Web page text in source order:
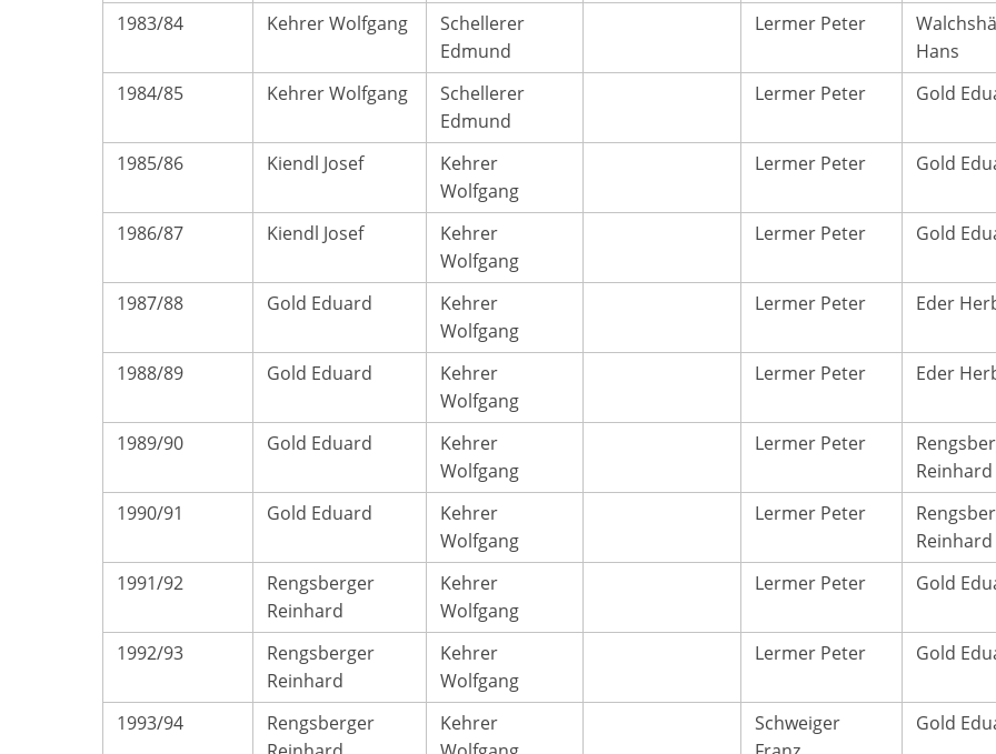
1983/84
Kehrer Wolfgang
Schellerer
Edmund
Lermer Peter
Hans
1984/85
Kehrer Wolfgang
Schellerer
Edmund
Lermer Peter Gold
1985/86 Kiendl Josef
Kehrer
Wolfgang
Lermer Peter Gold
1986/87 Kiendl Josef
Kehrer
Wolfgang
Lermer Peter Gold
1987/88 Gold Eduard
Kehrer
Wolfgang
Lermer Peter Eder
1988/89 Gold Eduard
Kehrer
Wolfgang
Lermer Peter Eder
1989/90 Gold Eduard
Kehrer
Wolfgang
Lermer Peter
Reinhard
1990/91
Gold Eduard
Kehrer
Wolfgang
Lermer Peter
Reinhard
1991/92
Rengsberger
Reinhard
Kehrer
Wolfgang
Lermer Peter Gold
1992/93
Rengsberger
Reinhard
Kehrer
Wolfgang
Lermer Peter Gold
1993/94
Rengsberger
Kehrer
Schweiger
Gold